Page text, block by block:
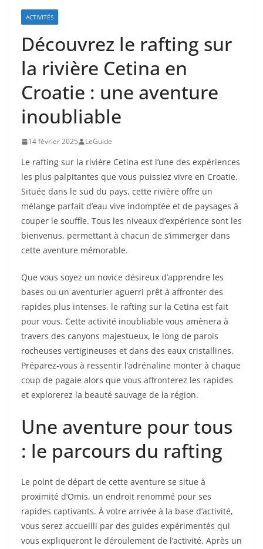
ACTIVITÉS
Découvrez le rafting sur
la rivière Cetina en
Croatie : une aventure
inoubliable
14 février 2025 LeGuide
Le rafting sur la rivière Cetina est l’une des expériences
les plus palpitantes que vous puissiez vivre en Croatie.
Située dans le sud du pays, cette rivière offre un
mélange parfait d’eau vive indomptée et de paysages à
couper le souffle. Tous les niveaux d’expérience sont les
bienvenus, permettant à chacun de s’immerger dans
cette aventure mémorable.
Que vous soyez un novice désireux d’apprendre les
bases ou un aventurier aguerri prêt à affronter des
rapides plus intenses, le rafting sur la Cetina est fait
pour vous. Cette activité inoubliable vous amènera à
travers des canyons majestueux, le long de parois
rocheuses vertigineuses et dans des eaux cristallines.
Préparez-vous à ressentir l’adrénaline monter à chaque
coup de pagaie alors que vous affronterez les rapides
et explorerez la beauté sauvage de la région.
Une aventure pour tous
: le parcours du rafting
Le point de départ de cette aventure se situe à
proximité d’Omis, un endroit renommé pour ses
rapides captivants. À votre arrivée à la base d’activité,
vous serez accueilli par des guides expérimentés qui
vous expliqueront le déroulement de l’activité. Après un